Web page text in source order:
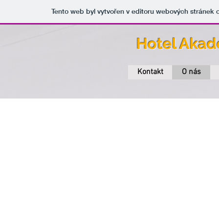
Tento web byl vytvořen v editoru webových stránek
Hotel
Kontakt O nás